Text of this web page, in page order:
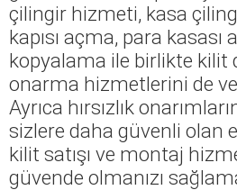
çilingir hizmeti, kasa
kapısı açma, para
kopyalama ile birlikte kilit
onarma hizmetlerini de
Ayrıca hırsızlık
sizlere daha güvenli olan
kilit satışı ve montaj
güvende olmanızı